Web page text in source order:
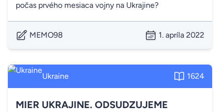
počas prvého mesiaca vojny na Ukrajine?
MEMO98 1. apríla 2022
Ukraine 1624
MIER UKRAJINE. ODSUDZUJEME